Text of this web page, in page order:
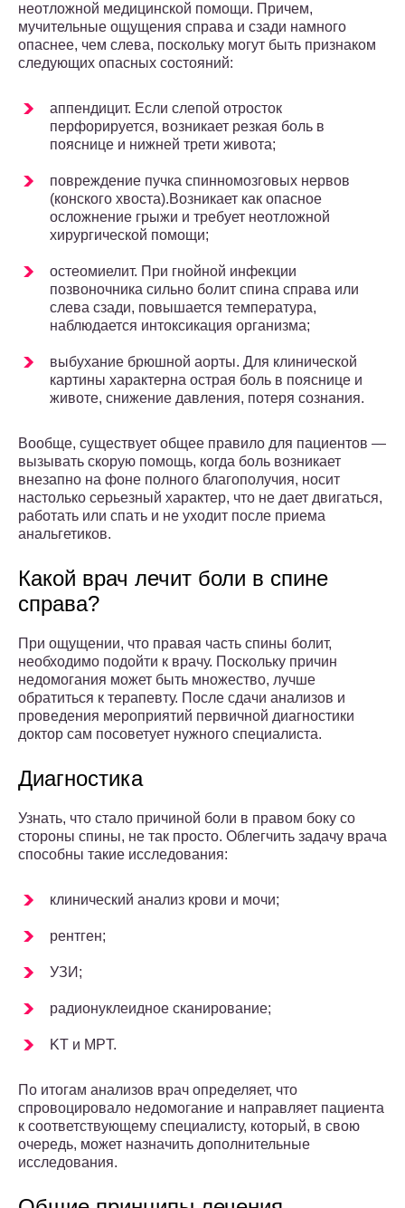
неотложной медицинской помощи. Причем,
мучительные ощущения справа и сзади намного
опаснее, чем слева, поскольку могут быть признаком
следующих опасных состояний:
аппендицит. Если слепой отросток
перфорируется, возникает резкая боль в
пояснице и нижней трети живота;
повреждение пучка спинномозговых нервов
(конского хвоста).Возникает как опасное
осложнение грыжи и требует неотложной
хирургической помощи;
остеомиелит. При гнойной инфекции
позвоночника сильно болит спина справа или
слева сзади, повышается температура,
наблюдается интоксикация организма;
выбухание брюшной аорты. Для клинической
картины характерна острая боль в пояснице и
животе, снижение давления, потеря сознания.
Вообще, существует общее правило для пациентов —
вызывать скорую помощь, когда боль возникает
внезапно на фоне полного благополучия, носит
настолько серьезный характер, что не дает двигаться,
работать или спать и не уходит после приема
анальгетиков.
Какой врач лечит боли в спине
справа?
При ощущении, что правая часть спины болит,
необходимо подойти к врачу. Поскольку причин
недомогания может быть множество, лучше
обратиться к терапевту. После сдачи анализов и
проведения мероприятий первичной диагностики
доктор сам посоветует нужного специалиста.
Диагностика
Узнать, что стало причиной боли в правом боку со
стороны спины, не так просто. Облегчить задачу врача
способны такие исследования:
клинический анализ крови и мочи;
рентген;
УЗИ;
радионуклеидное сканирование;
KT и MPT.
По итогам анализов врач определяет, что
спровоцировало недомогание и направляет пациента
к соответствующему специалисту, который, в свою
очередь, может назначить дополнительные
исследования.